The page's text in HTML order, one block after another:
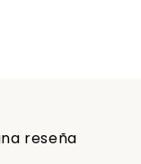
reseña